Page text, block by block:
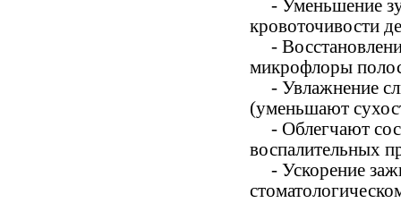
- Уменьшение
кровоточивости
-
микрофлоры
- Увлажнение
(уменьшают
- Облегчают
воспалительных
- Ускорение